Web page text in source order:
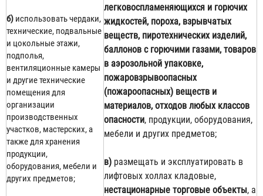
б) использовать чердаки,
технические, подвальные
и цокольные этажи,
подполья,
вентиляционные камеры
и другие технические
помещения для
организации
производственных
участков, мастерских, а
также для хранения
продукции,
оборудования, мебели и
других предметов;
легковоспламеняющихся и горючих
жидкостей, пороха, взрывчатых
веществ, пиротехнических изделий,
баллонов с горючими газами, товаров
в аэрозольной упаковке,
пожаровзрывоопасных
(пожароопасных) веществ и
материалов, отходов любых классов
опасности, продукции, оборудования,
мебели и других предметов;
в) размещать и эксплуатировать в
лифтовых холлах кладовые,
нестационарные торговые объекты, а